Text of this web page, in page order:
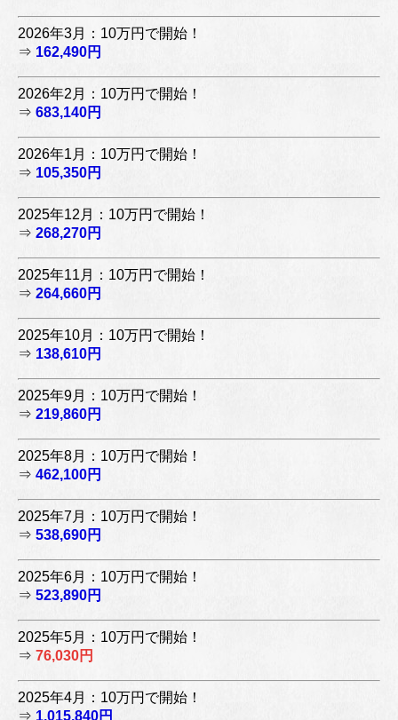
2026年3月：10万円で開始！
⇒ 162,490円
2026年2月：10万円で開始！
⇒ 683,140円
2026年1月：10万円で開始！
⇒ 105,350円
2025年12月：10万円で開始！
⇒ 268,270円
2025年11月：10万円で開始！
⇒ 264,660円
2025年10月：10万円で開始！
⇒ 138,610円
2025年9月：10万円で開始！
⇒ 219,860円
2025年8月：10万円で開始！
⇒ 462,100円
2025年7月：10万円で開始！
⇒ 538,690円
2025年6月：10万円で開始！
⇒ 523,890円
2025年5月：10万円で開始！
⇒ 76,030円
2025年4月：10万円で開始！
⇒ 1,015,840円